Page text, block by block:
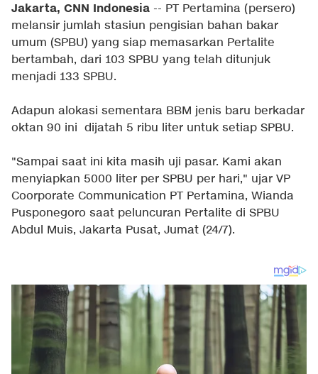
Jakarta, CNN Indonesia -- PT Pertamina (persero)
melansir jumlah stasiun pengisian bahan bakar
umum (SPBU) yang siap memasarkan Pertalite
bertambah, dari 103 SPBU yang telah ditunjuk
menjadi 133 SPBU.
Adapun alokasi sementara BBM jenis baru berkadar
oktan 90 ini dijatah 5 ribu liter untuk setiap SPBU.
"Sampai saat ini kita masih uji pasar. Kami akan
menyiapkan 5000 liter per SPBU per hari," ujar VP
Coorporate Communication PT Pertamina, Wianda
Pusponegoro saat peluncuran Pertalite di SPBU
Abdul Muis, Jakarta Pusat, Jumat (24/7).